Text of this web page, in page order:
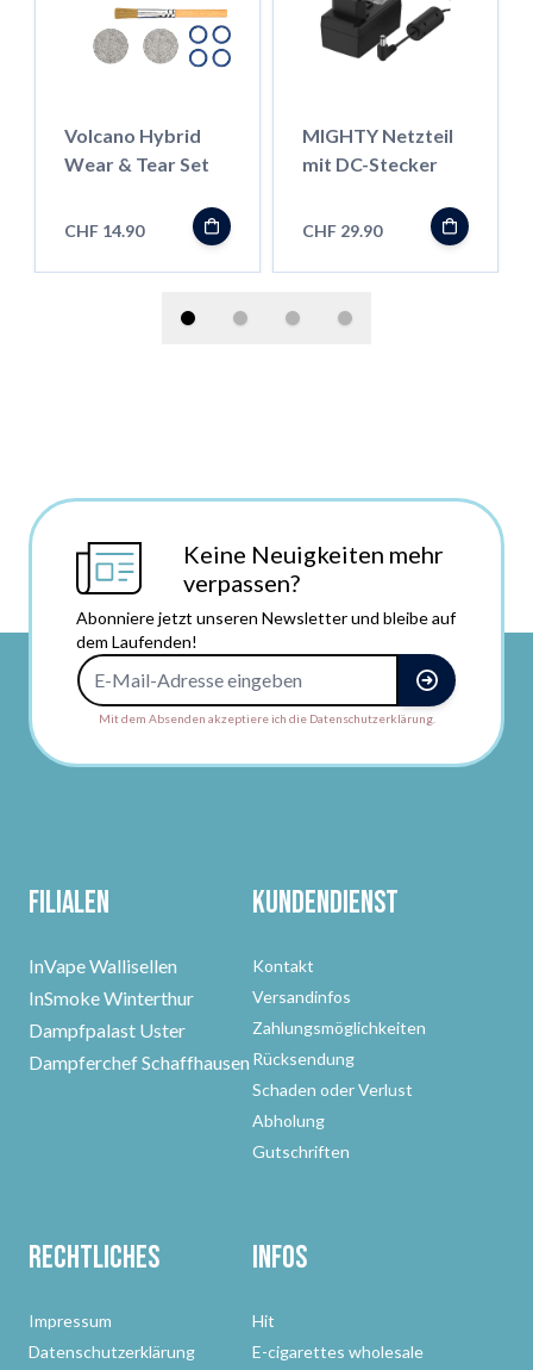
Volcano Hybrid
Wear & Tear Set
CHF 14.90
MIGHTY Netzteil
mit DC-Stecker
CHF 29.90
Keine Neuigkeiten mehr
verpassen?
Abonniere jetzt unseren Newsletter und bleibe auf
dem Laufenden!
Mit dem Absenden akzeptiere ich die Datenschutzerklärung.
Filialen
InVape Wallisellen
InSmoke Winterthur
Dampfpalast Uster
Dampferchef Schaffhausen
Kundendienst
Kontakt
Versandinfos
Zahlungsmöglichkeiten
Rücksendung
Schaden oder Verlust
Abholung
Gutschriften
Rechtliches
Impressum
Datenschutzerklärung
Infos
Hit
E-cigarettes wholesale